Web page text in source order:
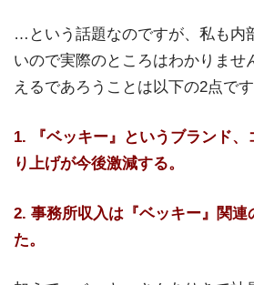
…という話題なのですが、私も内
いので実際のところはわかりませ
えるであろうことは以下の2点です
1. 『ベッキー』というブランド、
り上げが今後激減する。
2. 事務所収入は『ベッキー』関連
た。